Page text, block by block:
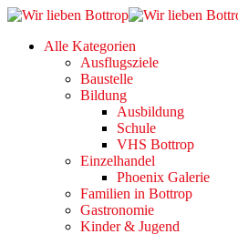
Alle Kategorien
Ausflugsziele
Baustelle
Bildung
Ausbildung
Schule
VHS Bottrop
Einzelhandel
Phoenix Galerie
Familien in Bottrop
Gastronomie
Kinder & Jugend